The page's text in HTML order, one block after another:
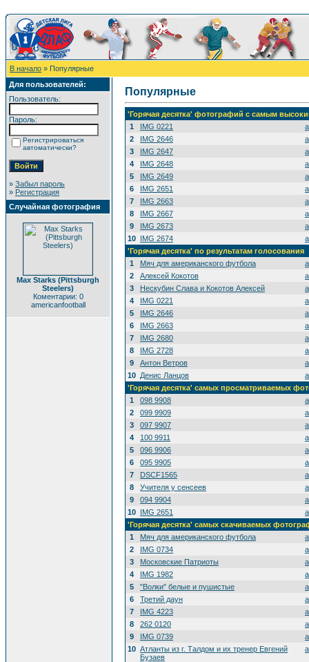
В начало » Популярные
Для пользователей:
Пользователь:
Пароль:
Регистрироваться
автоматически?
» Забыл пароль
» Регистрация
Случайная фотография
Max Starks (Pittsburgh
Steelers)
Коментарии: 0
americanfootball
Популярные
'Горячая десятка' фотографий с самым
1
IMG 0221
2
IMG 2646
3
IMG 2647
4
IMG 2648
5
IMG 2649
6
IMG 2651
7
IMG 2663
8
IMG 2667
9
IMG 2673
10 IMG 2674
'Горячая десятка' по результатам голосования
1
Мяч для американского футбола
2
Алексей Кокотов
3
Нескубин Слава и Кокотов Алексей
4
IMG 0221
5
IMG 2646
6
IMG 2663
7
IMG 2680
8
IMG 2728
9
Антон Ветров
10 Денис Ланцов
'Горячая десятка' самых просматриваемых
1
098 9908
2
099 9909
3
097 9907
4
100 9911
5
096 9906
6
095 9905
7
DSCF1565
8
Учителя у сенсеев
9
094 9904
10 IMG 2651
'Горячая десятка' самых скачиваемых
1
Мяч для американского футбола
2
IMG 0734
3
Московские Патриоты
4
IMG 1982
5
"Волки" белые и пушистые
6
Третий даун
7
IMG 4223
8
262 0120
9
IMG 0739
10 Атланты из г. Талдом и их тренер Евгений
Бузаев